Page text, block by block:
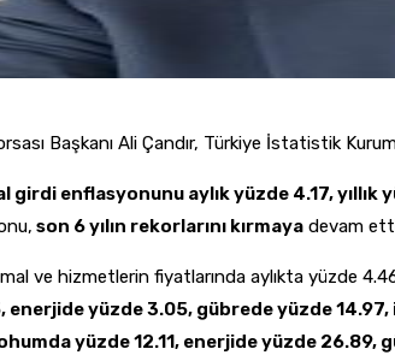
Başkanı Ali Çandır, Türkiye İstatistik
girdi enflasyonunu aylık yüzde 4.17,
son 6 yılın rekorlarını kırmaya devam
mal ve hizmetlerin fiyatlarında aylıkta yüzde
enerjide yüzde 3.05, gübrede yüzde
yüzde 12.11, enerjide yüzde